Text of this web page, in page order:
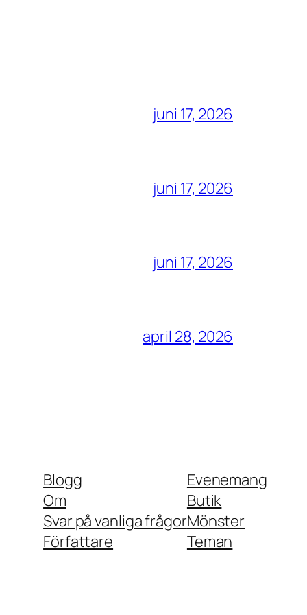
juni 17, 2026
juni 17, 2026
juni 17, 2026
april 28, 2026
Blogg
Om
Svar på vanliga frågor
Författare
Evenemang
Butik
Mönster
Teman